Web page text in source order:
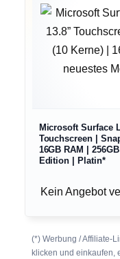
Microsoft Surface
Touchscreen |
16GB RAM |
Edition | Platin*
Kein Angebot
(*) Werbung / Affiliate-
klicken und einkaufen,